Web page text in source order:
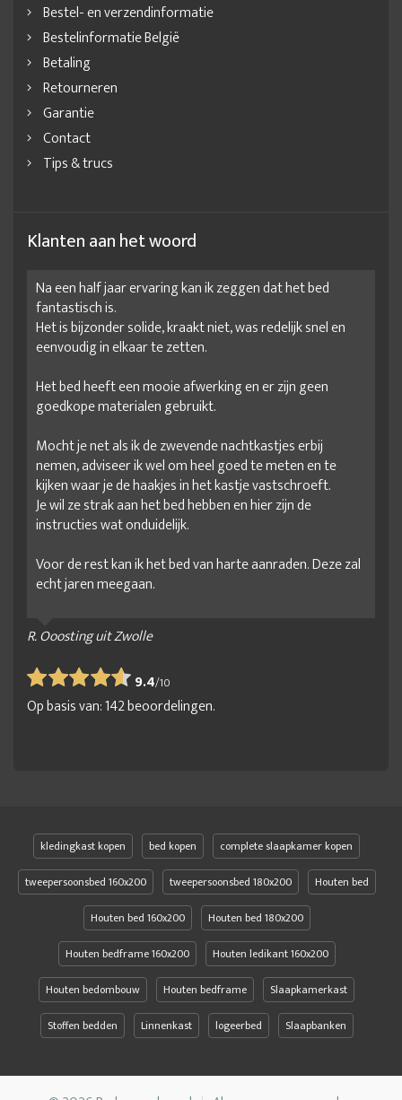
Bestel- en verzendinformatie
Bestelinformatie België
Betaling
Retourneren
Garantie
Contact
Tips & trucs
Klanten aan het woord
Na een half jaar ervaring kan ik zeggen dat het bed
fantastisch is.
Het is bijzonder solide, kraakt niet, was redelijk snel en
eenvoudig in elkaar te zetten.
Het bed heeft een mooie afwerking en er zijn geen
goedkope materialen gebruikt.
Mocht je net als ik de zwevende nachtkastjes erbij
nemen, adviseer ik wel om heel goed te meten en te
kijken waar je de haakjes in het kastje vastschroeft.
Je wil ze strak aan het bed hebben en hier zijn de
instructies wat onduidelijk.
Voor de rest kan ik het bed van harte aanraden. Deze zal
echt jaren meegaan.
R. Ooosting uit Zwolle
9.4/10
Op basis van:142beoordelingen.
kledingkast kopen bed kopen
complete slaapkamer kopen
tweepersoonsbed 160x200
tweepersoonsbed 180x200
Houten bed
Houten bed 160x200
Houten bed 180x200
Houten bedframe 160x200
Houten ledikant 160x200
Houten bedombouw
Houten bedframe
Slaapkamerkast
Stoffen bedden
Linnenkast logeerbed Slaapbanken